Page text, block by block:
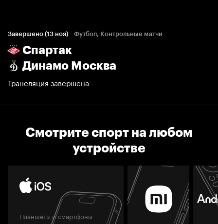
Завершено (13 ноя) Футбол, Контрольные матчи
Спартак
Динамо Москва
Трансляция завершена
Смотрите спорт на любом
устройстве
Планшеты и смартфоны